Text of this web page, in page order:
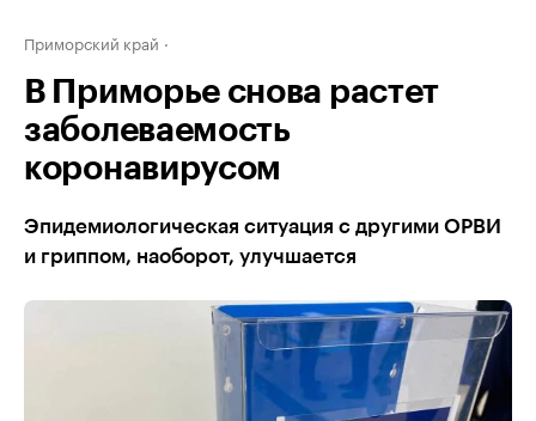
Приморский край
В Приморье снова растет
заболеваемость
коронавирусом
Эпидемиологическая ситуация с другими ОРВИ
и гриппом, наоборот, улучшается